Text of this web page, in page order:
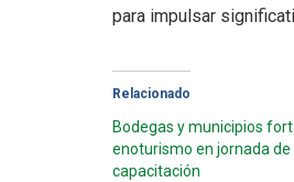
para impulsar
Relacionado
Bodegas y municipios
enoturismo en jornada de
capacitación